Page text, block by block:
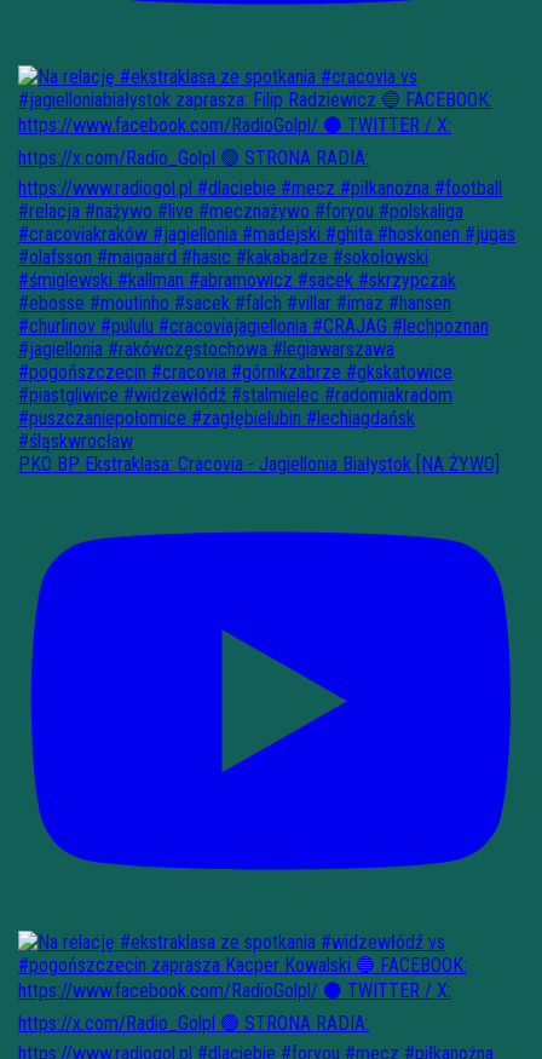
PKO BP Ekstraklasa: Cracovia - Jagiellonia Białystok [NA ŻYWO]